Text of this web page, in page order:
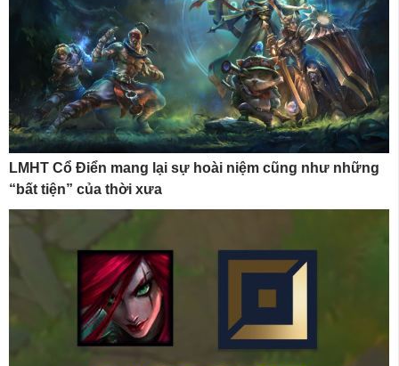
LMHT Cổ Điển mang lại sự hoài niệm cũng như những
“bất tiện” của thời xưa